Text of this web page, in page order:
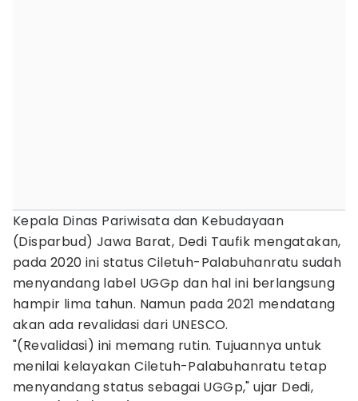
Kepala Dinas Pariwisata dan Kebudayaan
(Disparbud) Jawa Barat, Dedi Taufik mengatakan,
pada 2020 ini status Ciletuh-Palabuhanratu sudah
menyandang label UGGp dan hal ini berlangsung
hampir lima tahun. Namun pada 2021 mendatang
akan ada revalidasi dari UNESCO.
"(Revalidasi) ini memang rutin. Tujuannya untuk
menilai kelayakan Ciletuh-Palabuhanratu tetap
menyandang status sebagai UGGp," ujar Dedi,